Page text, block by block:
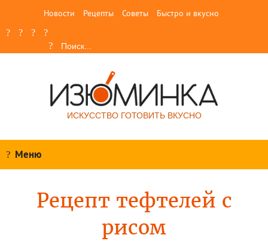
Новости Рецепты Советы Быстро и вкусно
ИСКУССТВО ГОТОВИТЬ ВКУСНО
Меню
Рецепт тефтелей с
рисом